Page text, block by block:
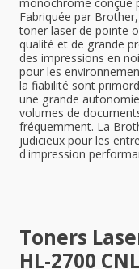
Fabriquée par
toner laser de pointe
qualité et de grande
des impressions en
pour les
la fiabilité sont
une grande
volumes de
fréquemment. La
judicieux pour les
d'impression
Toners
HL-2700